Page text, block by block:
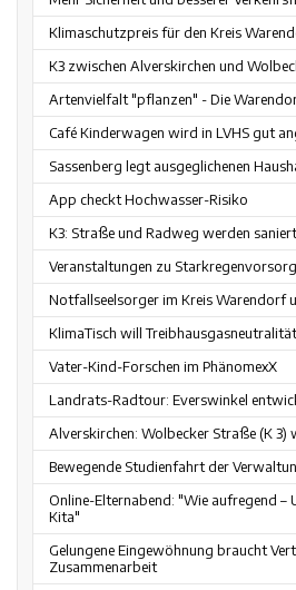
Klimaschutzpreis für den Kreis
K3 zwischen Alverskirchen und
Artenvielfalt "pflanzen" - Die
Café Kinderwagen wird in LVHS gut
Sassenberg legt ausgeglichenen
App checkt Hochwasser-Risiko
K3: Straße und Radweg werden saniert
Veranstaltungen zu
Notfallseelsorger im Kreis Warendorf
KlimaTisch will
Vater-Kind-Forschen im PhänomexX
Landrats-Radtour: Everswinkel
Alverskirchen: Wolbecker Straße (K
Bewegende Studienfahrt der
Online-Elternabend: "Wie aufregend –
Kita"
Gelungene Eingewöhnung braucht
Zusammenarbeit